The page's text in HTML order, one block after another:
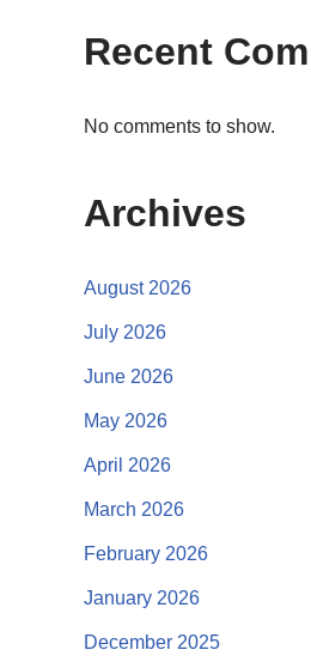
Recent
No comments to show.
Archives
August 2026
July 2026
June 2026
May 2026
April 2026
March 2026
February 2026
January 2026
December 2025